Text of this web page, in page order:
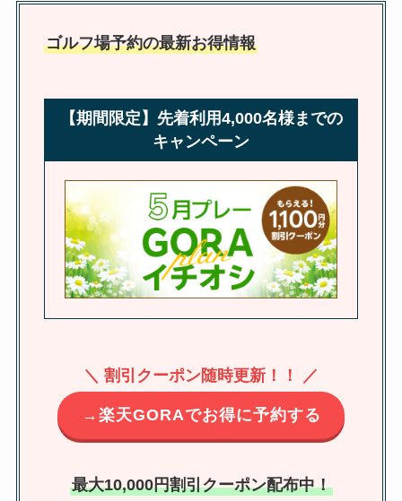
ゴルフ場予約の最新お得情報
【期間限定】先着利用4,000名様までの
キャンペーン
＼ 割引クーポン随時更新！！ ／
→楽天GORAでお得に予約する
最大10,000円割引クーポン配布中！